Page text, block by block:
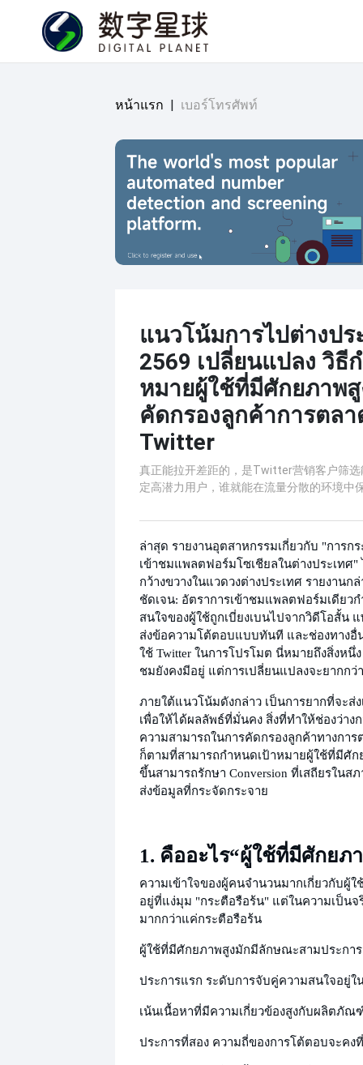
หน้าแรก | เบอร์โทรศัพท์
แนวโน้มการไปต่างปร
2569 เปลี่ยนแปลง วิธี
หมายผู้ใช้ที่มีศักยภาพ
คัดกรองลูกค้าการตล
Twitter
真正能拉开差距的，是Twitter营销客户筛
定高潜力用户，谁就能在流量分散的环境中
ล่าสุด รายงานอุตสาหกรรมเกี่ยวกับ "การก
เข้าชมแพลตฟอร์มโซเชียลในต่างประเทศ"
กว้างขวางในแวดวงต่างประเทศ รายงานก
ชัดเจน: อัตราการเข้าชมแพลตฟอร์มเดียว
สนใจของผู้ใช้ถูกเบี่ยงเบนไปจากวิดีโอสั้น
ส่งข้อความโต้ตอบแบบทันที และช่องทางอื่
ใช้ Twitter ในการโปรโมต นี่หมายถึงสิ่งห
ชมยังคงมีอยู่ แต่การเปลี่ยนแปลงจะยากกว่า
ภายใต้แนวโน้มดังกล่าว เป็นการยากที่จะส่ง
เพื่อให้ได้ผลลัพธ์ที่มั่นคง สิ่งที่ทำให้ช่องว่าง
ความสามารถในการคัดกรองลูกค้าทางการ
ก็ตามที่สามารถกำหนดเป้าหมายผู้ใช้ที่มีศัก
ขึ้นสามารถรักษา Conversion ที่เสถียรใน
ส่งข้อมูลที่กระจัดกระจาย
1. คืออะไร“ผู้ใช้ที่มีศักยภ
ความเข้าใจของผู้คนจำนวนมากเกี่ยวกับผู้
อยู่ที่แง่มุม "กระตือรือร้น" แต่ในความเป็น
มากกว่าแค่กระตือรือร้น
ผู้ใช้ที่มีศักยภาพสูงมักมีลักษณะสามประกา
ประการแรก ระดับการจับคู่ความสนใจอยู่ใ
เน้นเนื้อหาที่มีความเกี่ยวข้องสูงกับผลิตภัณ
ประการที่สอง ความถี่ของการโต้ตอบจะคงที่